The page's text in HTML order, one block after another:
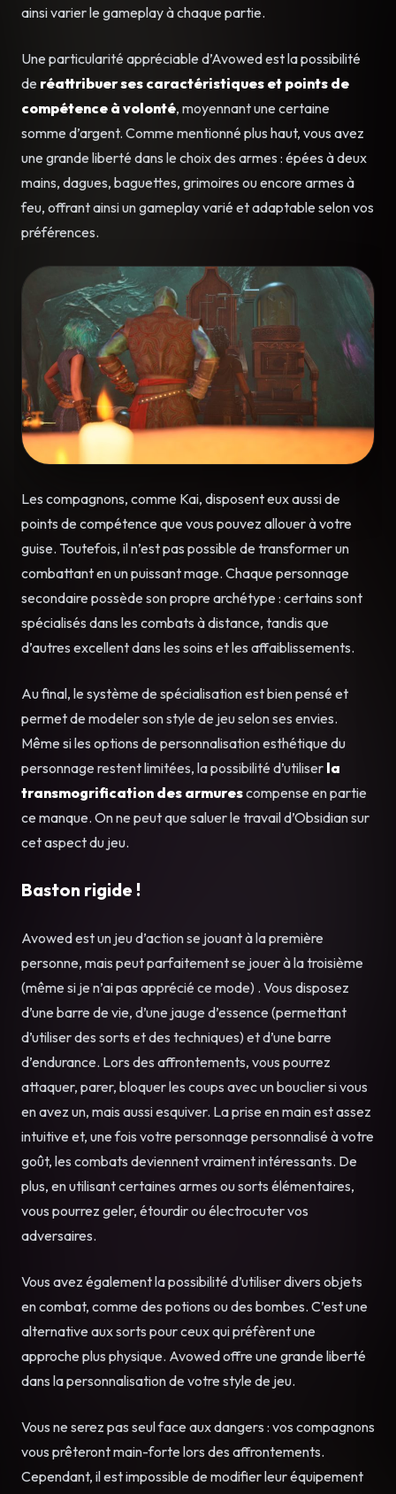
ainsi varier le gameplay à chaque partie.
Une particularité appréciable d’Avowed est la possibilité
de réattribuer ses caractéristiques et points de
compétence à volonté, moyennant une certaine
somme d’argent. Comme mentionné plus haut, vous avez
une grande liberté dans le choix des armes : épées à deux
mains, dagues, baguettes, grimoires ou encore armes à
feu, offrant ainsi un gameplay varié et adaptable selon vos
préférences.
Les compagnons, comme Kai, disposent eux aussi de
points de compétence que vous pouvez allouer à votre
guise. Toutefois, il n’est pas possible de transformer un
combattant en un puissant mage. Chaque personnage
secondaire possède son propre archétype : certains sont
spécialisés dans les combats à distance, tandis que
d’autres excellent dans les soins et les affaiblissements.
Au final, le système de spécialisation est bien pensé et
permet de modeler son style de jeu selon ses envies.
Même si les options de personnalisation esthétique du
personnage restent limitées, la possibilité d’utiliser la
transmogrification des armurescompense en partie
ce manque. On ne peut que saluer le travail d’Obsidian sur
cet aspect du jeu.
Baston rigide !
Avowed est un jeu d’action se jouant à la première
personne, mais peut parfaitement se jouer à la troisième
(même si je n’ai pas apprécié ce mode) . Vous disposez
d’une barre de vie, d’une jauge d’essence (permettant
d’utiliser des sorts et des techniques) et d’une barre
d’endurance. Lors des affrontements, vous pourrez
attaquer, parer, bloquer les coups avec un bouclier si vous
en avez un, mais aussi esquiver. La prise en main est assez
intuitive et, une fois votre personnage personnalisé à votre
goût, les combats deviennent vraiment intéressants. De
plus, en utilisant certaines armes ou sorts élémentaires,
vous pourrez geler, étourdir ou électrocuter vos
adversaires.
Vous avez également la possibilité d’utiliser divers objets
en combat, comme des potions ou des bombes. C’est une
alternative aux sorts pour ceux qui préfèrent une
approche plus physique. Avowed offre une grande liberté
dans la personnalisation de votre style de jeu.
Vous ne serez pas seul face aux dangers : vos compagnons
vous prêteront main-forte lors des affrontements.
Cependant, il est impossible de modifier leur équipement